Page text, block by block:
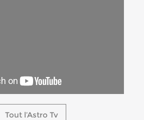
Tout l’Astro Tv